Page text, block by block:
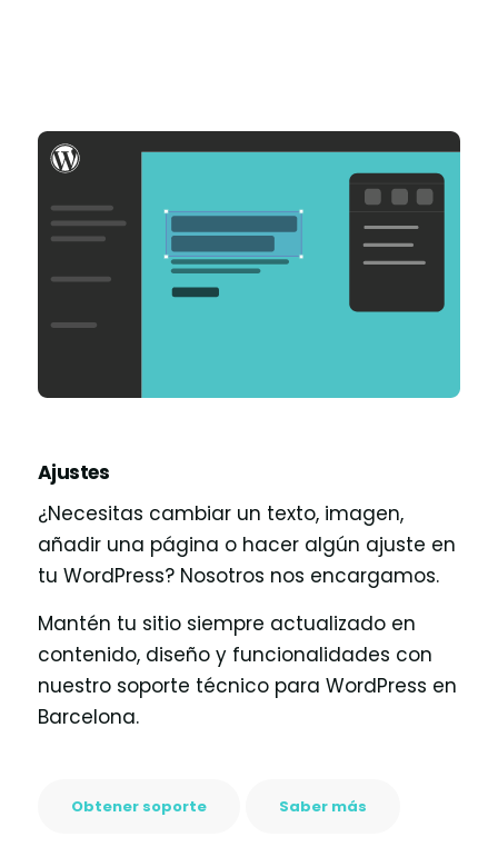
Ajustes
¿Necesitas cambiar un texto, imagen,
añadir una página o hacer algún ajuste en
tu WordPress? Nosotros nos encargamos.
Mantén tu sitio siempre actualizado en
contenido, diseño y funcionalidades con
nuestro soporte técnico para WordPress en
Barcelona.
Obtener soporte Saber más